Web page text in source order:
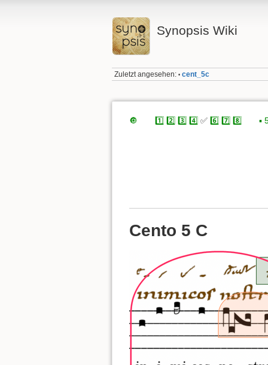
Synopsis Wiki
Zuletzt angesehen: • cent_5c
🔘 1️⃣ 2️⃣ 3️⃣ 4️⃣ ✅ 6️⃣ 7️⃣ 8️⃣ ▪️
Cento 5 C